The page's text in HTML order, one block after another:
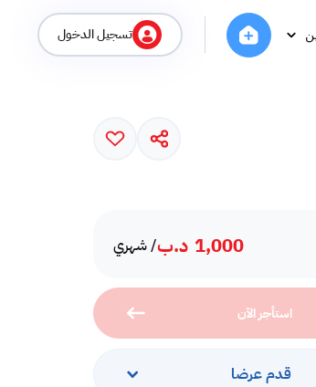
تسجيل الدخول
1,000 د.ب/ شهري
استأجر الآن
قدم عرضا